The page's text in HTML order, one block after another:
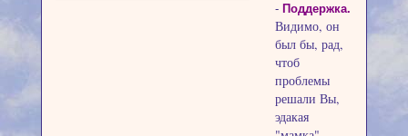
- Поддержка.
Видимо, он
был бы, рад,
чтоб
проблемы
решали Вы,
эдакая